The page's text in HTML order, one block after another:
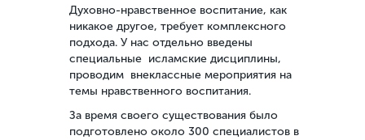
Духовно-нравственное воспитание, как
никакое другое, требует комплексного
подхода. У нас отдельно введены
специальные исламские дисциплины,
проводим внеклассные мероприятия на
темы нравственного воспитания.
За время своего существования было
подготовлено около 300 специалистов в